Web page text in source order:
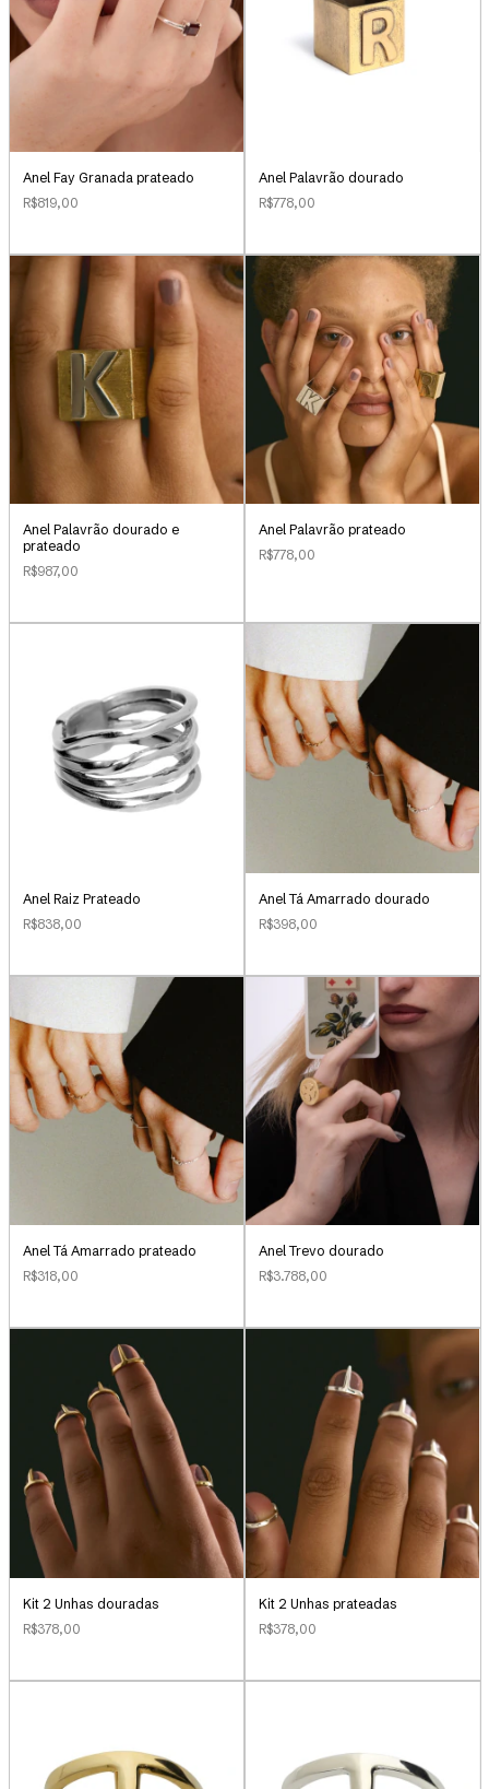
Anel Fay Granada prateado
R$819,00
Anel Palavrão dourado
R$778,00
Anel Palavrão dourado e
prateado
R$987,00
Anel Palavrão prateado
R$778,00
Anel Raiz Prateado
R$838,00
Anel Tá Amarrado dourado
R$398,00
Anel Tá Amarrado prateado
R$318,00
Anel Trevo dourado
R$3.788,00
Kit 2 Unhas douradas
R$378,00
Kit 2 Unhas prateadas
R$378,00